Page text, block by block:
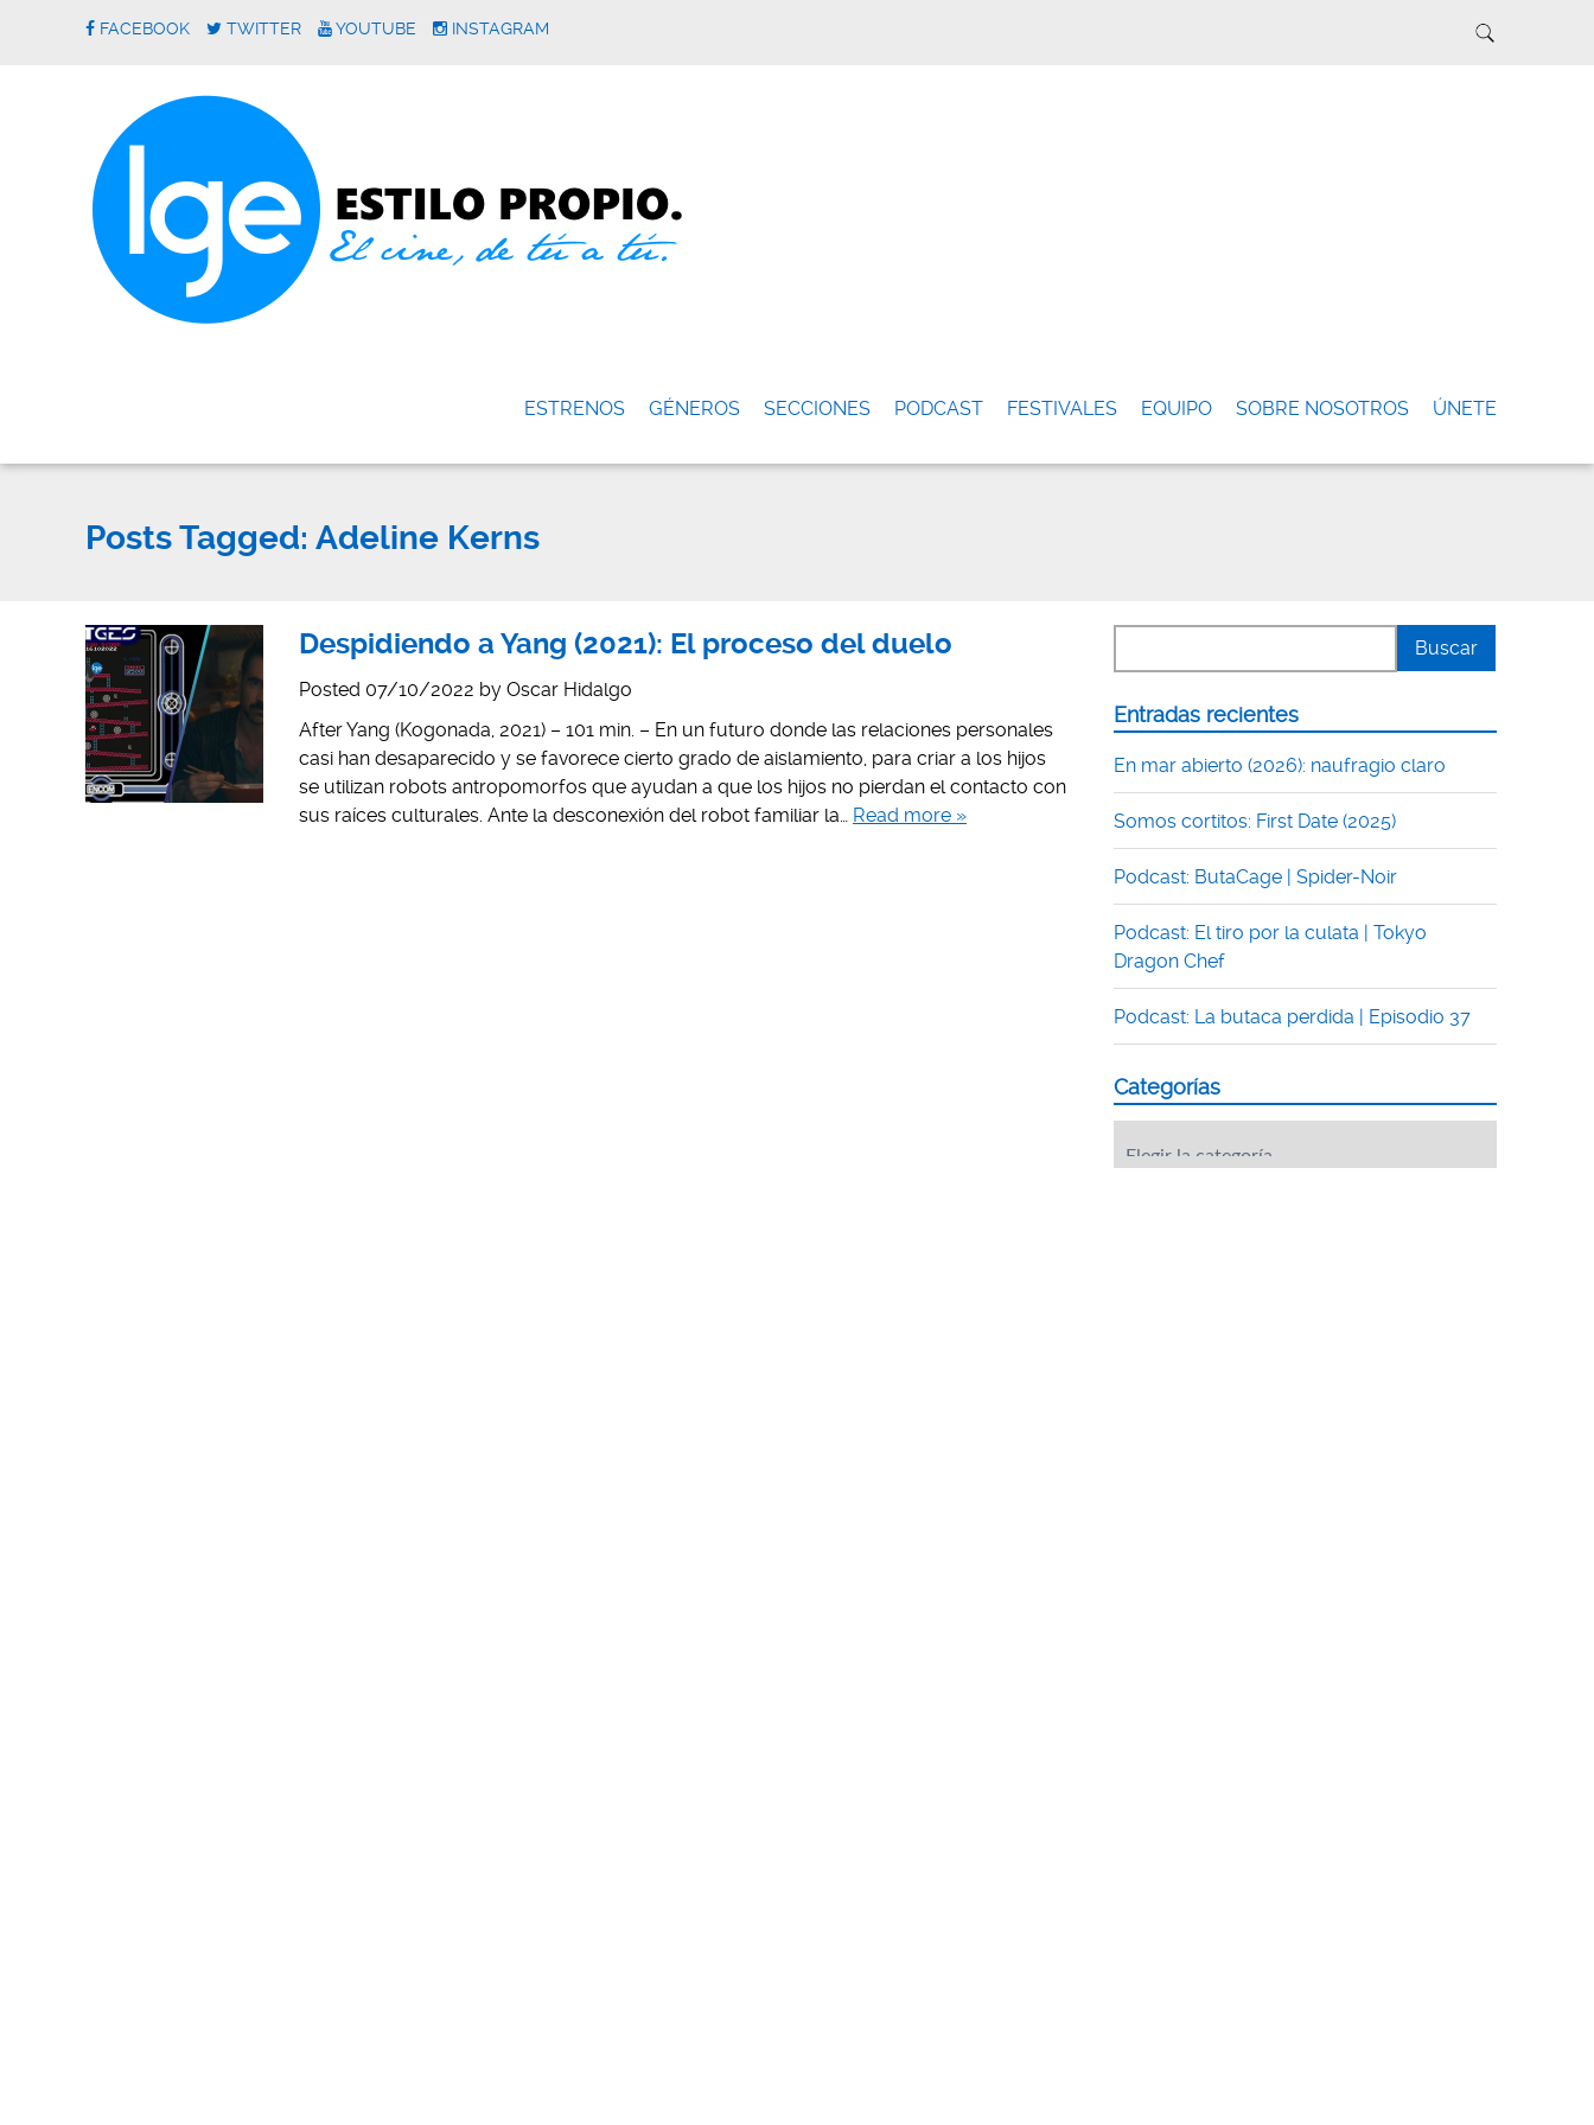
FACEBOOK TWITTER YOUTUBE INSTAGRAM
ESTRENOS GÉNEROS SECCIONES PODCAST FESTIVALES EQUIPO SOBRE NOSOTROS ÚNETE
Posts Tagged: Adeline Kerns
Despidiendo a Yang (2021): El proceso del duelo
Posted 07/10/2022 by Oscar Hidalgo
After Yang (Kogonada, 2021) – 101 min. – En un futuro donde las relaciones personales
casi han desaparecido y se favorece cierto grado de aislamiento, para criar a los hijos
se utilizan robots antropomorfos que ayudan a que los hijos no pierdan el contacto con
sus raíces culturales. Ante la desconexión del robot familiar la… Read more »
Entradas recientes
En mar abierto (2026): naufragio claro
Somos cortitos: First Date (2025)
Podcast: ButaCage | Spider-Noir
Podcast: El tiro por la culata | Tokyo
Dragon Chef
Podcast: La butaca perdida | Episodio 37
Categorías